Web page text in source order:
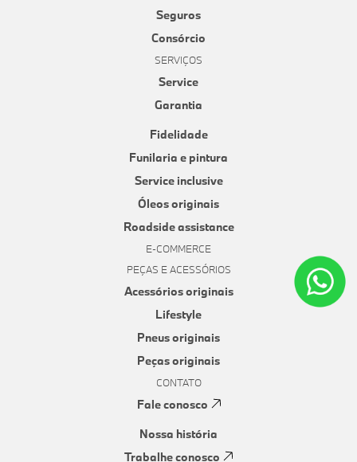
Seguros
Consórcio
SERVIÇOS
Service
Garantia
Fidelidade
Funilaria e pintura
Service inclusive
Óleos originais
Roadside assistance
E-COMMERCE
PEÇAS E ACESSÓRIOS
Acessórios originais
Lifestyle
Pneus originais
Peças originais
CONTATO
Fale conosco
Nossa história
Trabalhe conosco